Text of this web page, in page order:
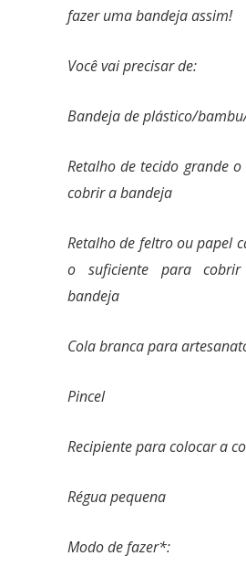
fazer uma bandeja assim!
Você vai precisar de:
Bandeja de plástico/
Retalho de tecido grande
cobrir a bandeja
Retalho de feltro ou papel
o suficiente para
bandeja
Cola branca para
Pincel
Recipiente para colocar a
Régua pequena
Modo de fazer*: